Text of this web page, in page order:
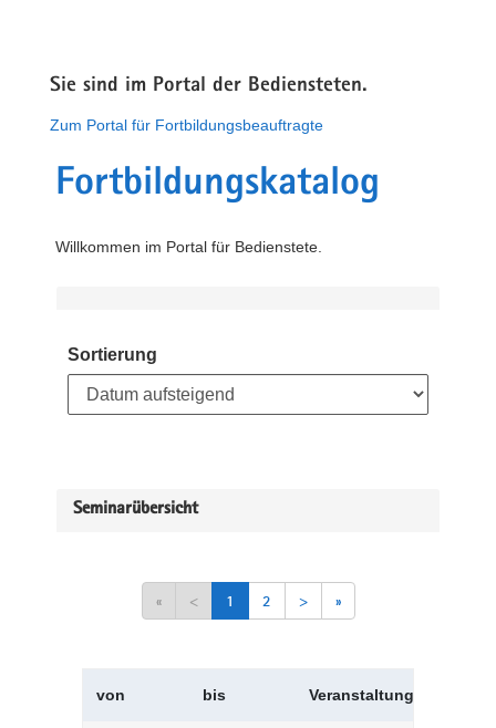
Sie sind im Portal der Bediensteten.
Zum Portal für Fortbildungsbeauftragte
Fortbildungskatalog
Willkommen im Portal für Bedienstete.
Sortierung
Seminarübersicht
« < 1 2 > »
von bis Veranstaltungskürzel